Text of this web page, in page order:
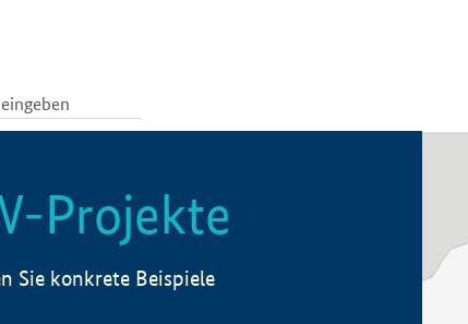
Projekte
Sie konkrete Beispiele